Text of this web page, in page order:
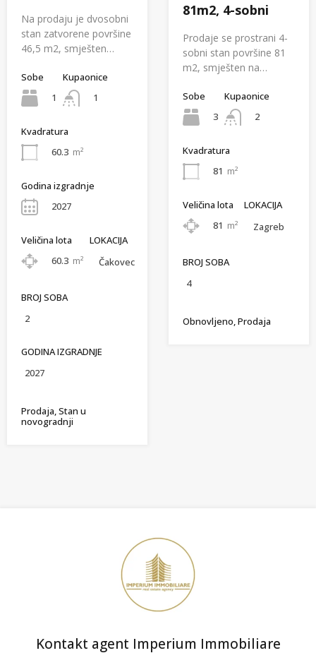
Na prodaju je dvosobni
stan zatvorene površine
46,5 m2, smješten…
Sobe
1
Kupaonice
1
Kvadratura
60.3 m²
Godina izgradnje
2027
Veličina lota
60.3 m²
LOKACIJA
Čakovec
BROJ SOBA
2
GODINA IZGRADNJE
2027
Prodaja, Stan u
novogradnji
81m2, 4-sobni
Prodaje se prostrani 4-
sobni stan površine 81
m2, smješten na…
Sobe
3
Kupaonice
2
Kvadratura
81 m²
Veličina lota
81 m²
LOKACIJA
Zagreb
BROJ SOBA
4
Obnovljeno, Prodaja
Kontakt agent Imperium Immobiliare